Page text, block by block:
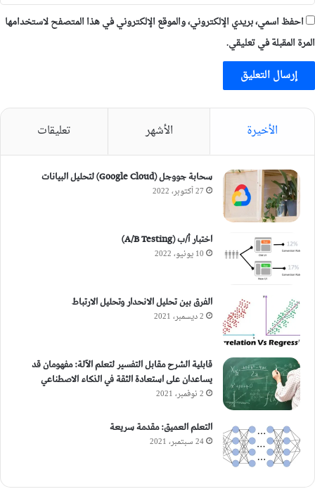
احفظ اسمي، بريدي الإلكتروني، والموقع الإلكتروني في هذا المتصفح لاستخدامها
المرة المقبلة في تعليقي.
الأخيرة الأشهر تعليقات
سحابة جووجل (Google Cloud) لتحليل البيانات
27 أكتوبر، 2022
اختبار أ/ب (A/B Testing)
10 يونيو، 2022
الفرق بين تحليل الانحدار وتحليل الارتباط
2 ديسمبر، 2021
قابلية الشرح مقابل التفسير لتعلم الآلة: مفهومان قد
يساعدان على استعادة الثقة في الذكاء الاصطناعي
2 نوفمبر، 2021
التعلم العميق: مقدمة سريعة
24 سبتمبر، 2021